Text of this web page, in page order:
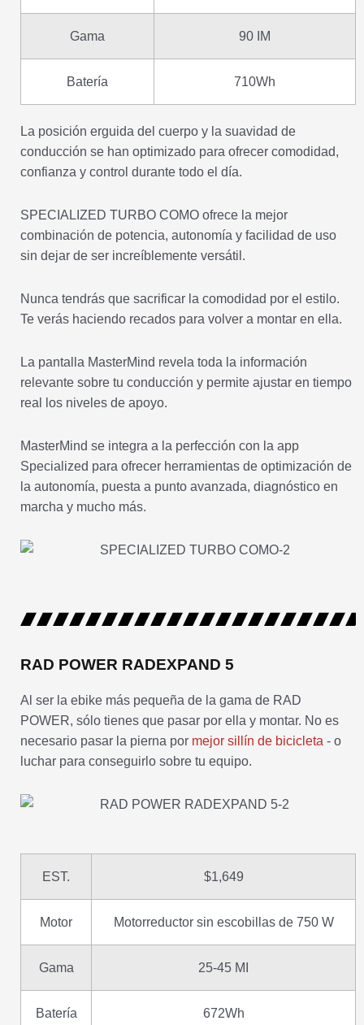
Gama 90 IM
Batería 710Wh
La posición erguida del cuerpo y la suavidad de
conducción se han optimizado para ofrecer comodidad,
confianza y control durante todo el día.
SPECIALIZED TURBO COMO ofrece la mejor
combinación de potencia, autonomía y facilidad de uso
sin dejar de ser increíblemente versátil.
Nunca tendrás que sacrificar la comodidad por el estilo.
Te verás haciendo recados para volver a montar en ella.
La pantalla MasterMind revela toda la información
relevante sobre tu conducción y permite ajustar en tiempo
real los niveles de apoyo.
MasterMind se integra a la perfección con la app
Specialized para ofrecer herramientas de optimización de
la autonomía, puesta a punto avanzada, diagnóstico en
marcha y mucho más.
RAD POWER RADEXPAND 5
Al ser la ebike más pequeña de la gama de RAD
POWER, sólo tienes que pasar por ella y montar. No es
necesario pasar la pierna por mejor sillín de bicicleta - o
luchar para conseguirlo sobre tu equipo.
EST. $1,649
Motor Motorreductor sin escobillas de 750 W
Gama 25-45 MI
Batería 672Wh